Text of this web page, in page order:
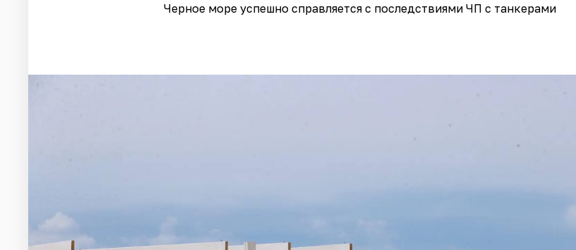
Черное море успешно справляется с последствиями ЧП с танкерами